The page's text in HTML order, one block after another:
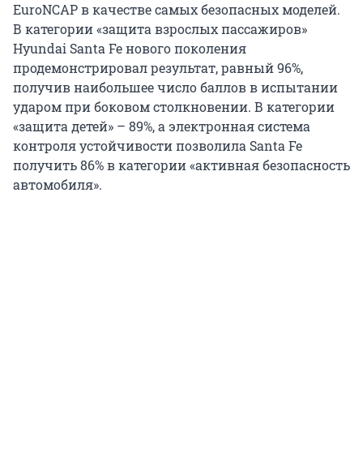
EuroNCAP в качестве самых безопасных моделей.
В категории «защита взрослых пассажиров»
Hyundai Santa Fe нового поколения
продемонстрировал результат, равный 96%,
получив наибольшее число баллов в испытании
ударом при боковом столкновении. В категории
«защита детей» – 89%, а электронная система
контроля устойчивости позволила Santa Fe
получить 86% в категории «активная безопасность
автомобиля».